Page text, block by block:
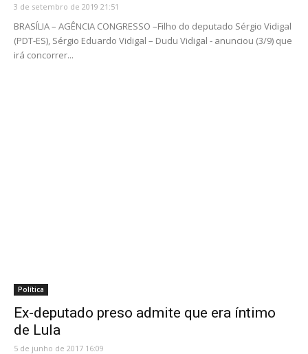
3 de setembro de 2019 21:51
BRASÍLIA – AGÊNCIA CONGRESSO –Filho do deputado Sérgio Vidigal
(PDT-ES), Sérgio Eduardo Vidigal – Dudu Vidigal - anunciou (3/9) que
irá concorrer...
Política
Ex-deputado preso admite que era íntimo
de Lula
5 de junho de 2017 16:09